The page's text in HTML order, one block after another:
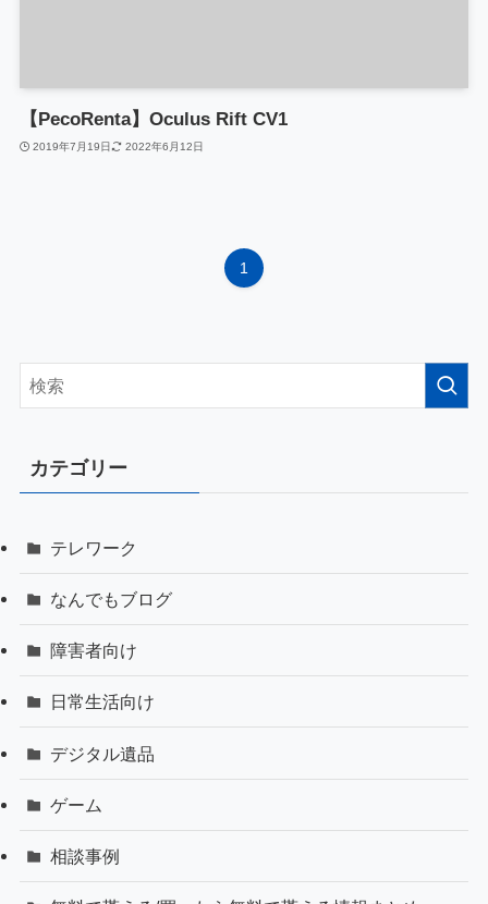
【PecoRenta】Oculus Rift CV1
2019年7月19日 2022年6月12日
1
カテゴリー
テレワーク
なんでもブログ
障害者向け
日常生活向け
デジタル遺品
ゲーム
相談事例